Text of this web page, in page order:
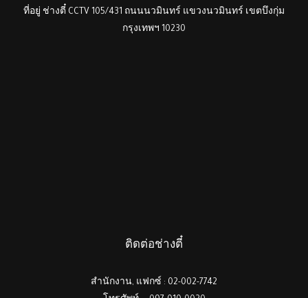
ที่อยู่ ช่างตี๋ CCTV 105/431 ถนนนวมินทร์ แขวงนวมินทร์ เขตบึงกุ่ม
กรุงเทพฯ 10230
ติดต่อช่างตี๋
สำนักงาน, แฟกซ์ : 02-002-7742